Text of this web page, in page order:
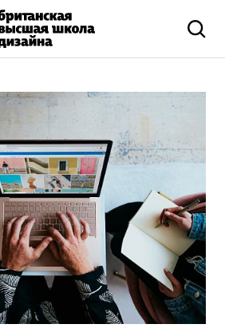
курсы
и цифровой дизайн